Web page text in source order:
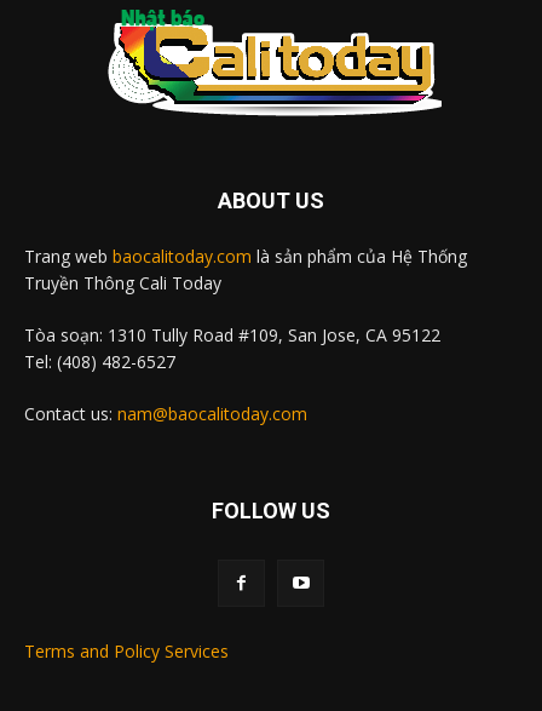
ABOUT US
Trang web baocalitoday.com là sản phẩm của Hệ Thống
Truyền Thông Cali Today
Tòa soạn: 1310 Tully Road #109, San Jose, CA 95122
Tel: (408) 482-6527
Contact us: nam@baocalitoday.com
FOLLOW US
Terms and Policy Services